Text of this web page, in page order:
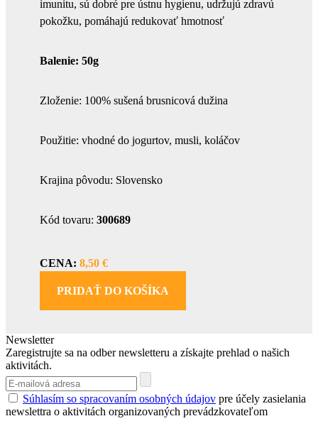
imunitu, sú dobré pre ústnu hygienu, udržujú zdravú
pokožku, pomáhajú redukovať hmotnosť
Balenie: 50g
Zloženie: 100% sušená brusnicová dužina
Použitie: vhodné do jogurtov, musli, koláčov
Krajina pôvodu: Slovensko
Kód tovaru: 300689
CENA: 8,50 €
PRIDAŤ DO KOŠÍKA
Newsletter
Zaregistrujte sa na odber newsletteru a získajte prehlad o našich
aktivitách.
Súhlasím so spracovaním osobných údajov pre účely zasielania
newslettra o aktivitách organizovaných prevádzkovateľom